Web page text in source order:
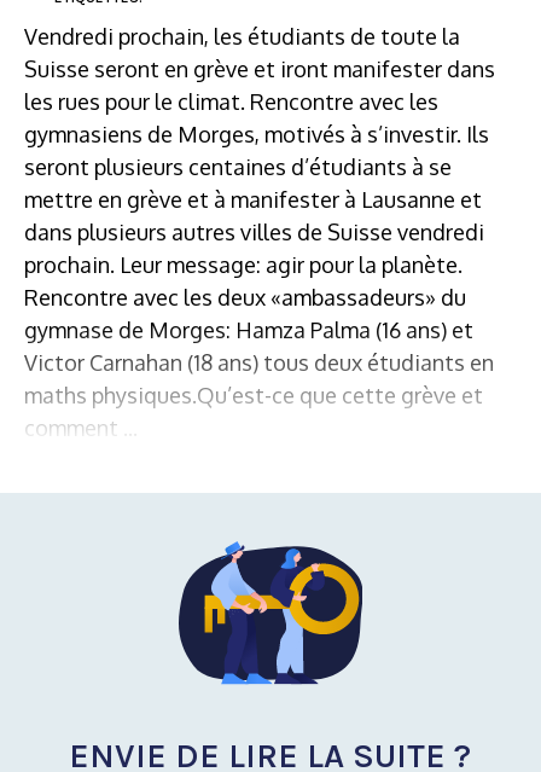
Vendredi prochain, les étudiants de toute la
Suisse seront en grève et iront manifester dans
les rues pour le climat. Rencontre avec les
gymnasiens de Morges, motivés à s’investir. Ils
seront plusieurs centaines d’étudiants à se
mettre en grève et à manifester à Lausanne et
dans plusieurs autres villes de Suisse vendredi
prochain. Leur message: agir pour la planète.
Rencontre avec les deux «ambassadeurs» du
gymnase de Morges: Hamza Palma (16 ans) et
Victor Carnahan (18 ans) tous deux étudiants en
maths physiques.Qu’est-ce que cette grève et
comment ...
ENVIE DE LIRE LA SUITE ?